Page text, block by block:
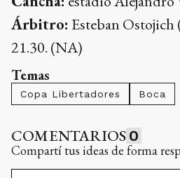
Árbitro: Esteban
21.30. (NA)
Temas
Copa Libertadores Boca
COMENTARIOS 0
Compartí tus ideas de forma